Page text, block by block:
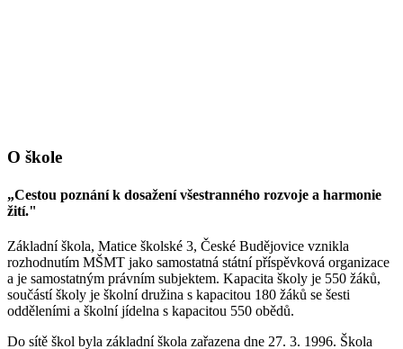
O škole
„Cestou poznání k dosažení všestranného rozvoje a harmonie
žití."
Základní škola, Matice školské 3, České Budějovice vznikla
rozhodnutím MŠMT jako samostatná státní příspěvková organizace
a je samostatným právním subjektem. Kapacita školy je 550 žáků,
součástí školy je školní družina s kapacitou 180 žáků se šesti
odděleními a školní jídelna s kapacitou 550 obědů.
Do sítě škol byla základní škola zařazena dne 27. 3. 1996. Škola